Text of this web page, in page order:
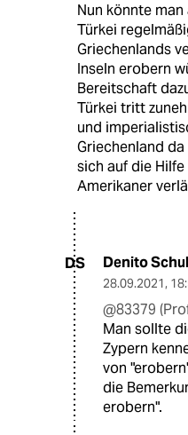
Nun könnte
Türkei
Griechenlands
Inseln erobern
Bereitschaft
Türkei tritt
und
Griechenland
sich auf die
Amerikaner
DS Denito
28.09.2021,
@83379
Man sollte
Zypern
von
die
erobern".